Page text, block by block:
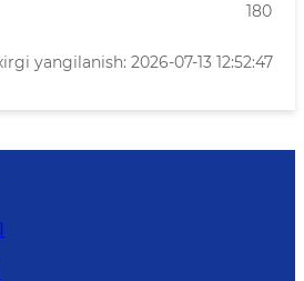
180
yangilanish: 2026-07-13 12:52:47